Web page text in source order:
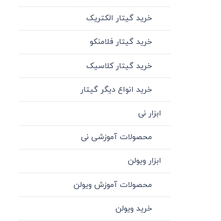
خرید گیتار الکتریک
خرید گیتار فلامنکو
خرید گیتار کلاسیک
خرید انواع دیگر گیتار
ابزار نی
محصولات آموزشی نی
ابزار ویولن
محصولات آموزش ویولن
خرید ویولن